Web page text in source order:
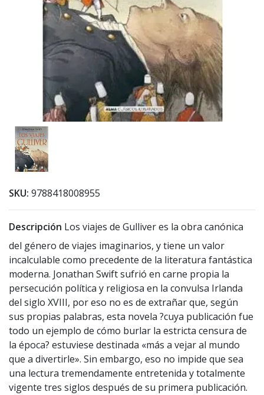
SKU: 9788418008955
Descripción Los viajes de Gulliver es la obra canónica
del género de viajes imaginarios, y tiene un valor
incalculable como precedente de la literatura fantástica
moderna. Jonathan Swift sufrió en carne propia la
persecución política y religiosa en la convulsa Irlanda
del siglo XVIII, por eso no es de extrañar que, según
sus propias palabras, esta novela ?cuya publicación fue
todo un ejemplo de cómo burlar la estricta censura de
la época? estuviese destinada «más a vejar al mundo
que a divertirle». Sin embargo, eso no impide que sea
una lectura tremendamente entretenida y totalmente
vigente tres siglos después de su primera publicación.